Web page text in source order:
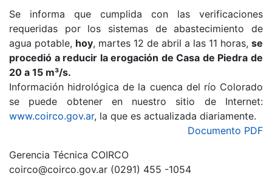
Se informa que cumplida con las verificaciones
requeridas por los sistemas de abastecimiento de
agua potable, hoy, martes 12 de abril a las 11 horas, se
procedió a reducir la erogación de Casa de Piedra de
20 a 15 m³/s.
Información hidrológica de la cuenca del río Colorado
se puede obtener en nuestro sitio de Internet:
www.coirco.gov.ar, la que es actualizada diariamente.
Documento PDF
Gerencia Técnica COIRCO
coirco@coirco.gov.ar (0291) 455 -1054